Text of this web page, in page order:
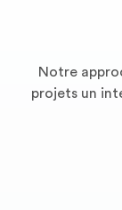
Notre
projets un